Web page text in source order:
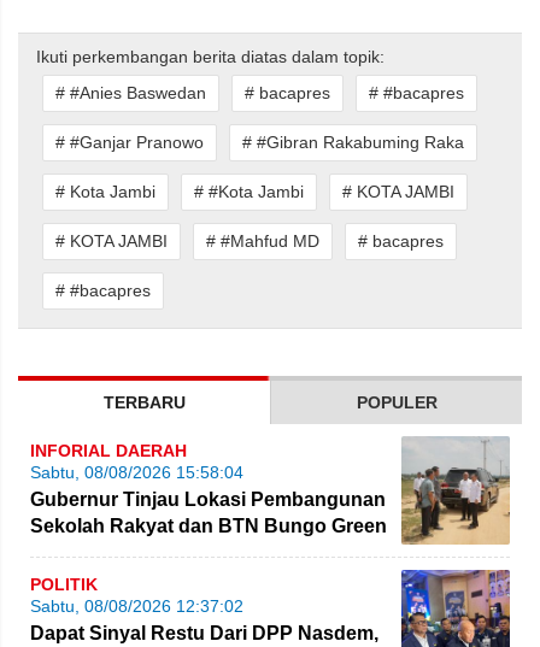
Ikuti perkembangan berita diatas dalam topik:
# #Anies Baswedan
# bacapres # #bacapres
# #Ganjar Pranowo # #Gibran Rakabuming Raka
# Kota Jambi # #Kota Jambi # KOTA JAMBI
# KOTA JAMBI # #Mahfud MD # bacapres
# #bacapres
TERBARU POPULER
INFORIAL DAERAH
Sabtu, 08/08/2026 15:58:04
Gubernur Tinjau Lokasi Pembangunan
Sekolah Rakyat dan BTN Bungo Green
City
POLITIK
Sabtu, 08/08/2026 12:37:02
Dapat Sinyal Restu Dari DPP Nasdem,